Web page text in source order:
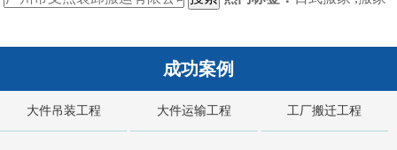
成功案例
大件吊装工程 大件运输工程 工厂搬迁工程